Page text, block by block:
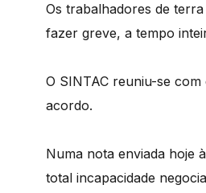
Os trabalhadores de
fazer greve, a tempo
O SINTAC reuniu-se
acordo.
Numa nota enviada hoje
total incapacidade